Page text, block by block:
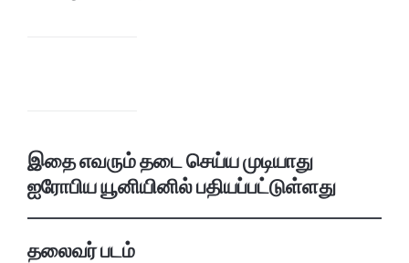
இதை எவரும் தடை செய்ய முடியாது
ஐரோபிய யூனியினில் பதியப்பட்டுள்ளது
தலைவர் படம்